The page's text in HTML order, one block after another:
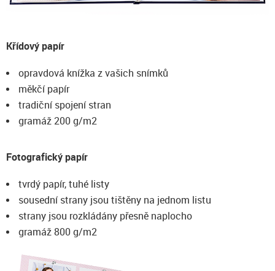
Křídový papír
opravdová knížka z vašich snímků
měkčí papír
tradiční spojení stran
gramáž 200 g/m2
Fotografický papír
tvrdý papír, tuhé listy
sousední strany jsou tištěny na jednom listu
strany jsou rozkládány přesně naplocho
gramáž 800 g/m2